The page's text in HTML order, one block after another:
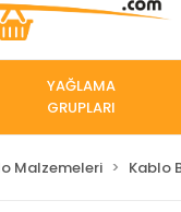
YAĞLAMA
GRUPLARI
Malzemeleri Kablo